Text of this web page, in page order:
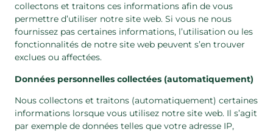
collectons et traitons ces informations afin de vous
permettre d’utiliser notre site web. Si vous ne nous
fournissez pas certaines informations, l’utilisation ou les
fonctionnalités de notre site web peuvent s’en trouver
exclues ou affectées.
Données personnelles collectées (automatiquement)
Nous collectons et traitons (automatiquement) certaines
informations lorsque vous utilisez notre site web. Il s’agit
par exemple de données telles que votre adresse IP,